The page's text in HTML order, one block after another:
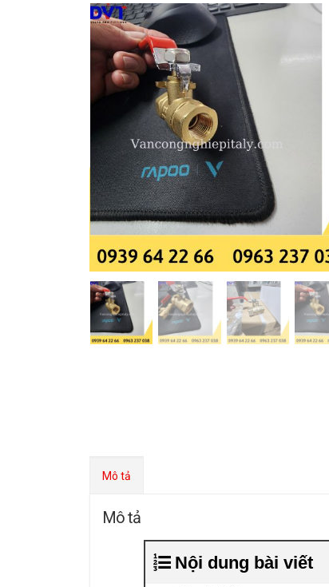
Mô tả
Mô tả
Nội dung bài viết